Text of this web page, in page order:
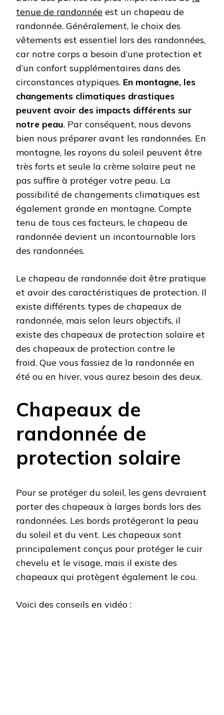
tenue de randonnée est un chapeau de
randonnée. Généralement, le choix des
vêtements est essentiel lors des randonnées,
car notre corps a besoin d’une protection et
d’un confort supplémentaires dans des
circonstances atypiques. En montagne, les
changements climatiques drastiques
peuvent avoir des impacts différents sur
notre peau. Par conséquent, nous devons
bien nous préparer avant les randonnées. En
montagne, les rayons du soleil peuvent être
très forts et seule la crème solaire peut ne
pas suffire à protéger votre peau. La
possibilité de changements climatiques est
également grande en montagne. Compte
tenu de tous ces facteurs, le chapeau de
randonnée devient un incontournable lors
des randonnées.
Le chapeau de randonnée doit être pratique
et avoir des caractéristiques de protection. Il
existe différents types de chapeaux de
randonnée, mais selon leurs objectifs, il
existe des chapeaux de protection solaire et
des chapeaux de protection contre le
froid. Que vous fassiez de la randonnée en
été ou en hiver, vous aurez besoin des deux.
Chapeaux de
randonnée de
protection solaire
Pour se protéger du soleil, les gens devraient
porter des chapeaux à larges bords lors des
randonnées. Les bords protégeront la peau
du soleil et du vent. Les chapeaux sont
principalement conçus pour protéger le cuir
chevelu et le visage, mais il existe des
chapeaux qui protègent également le cou.
Voici des conseils en vidéo :